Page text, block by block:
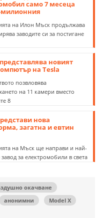
само 7 месеца
милионния
на Илон Мъск продължава
заводите си за постигане
новият
на Tesla
позвловява
на 11 камери вместо
8
нова
загатна и евтин
на Мъск ще направи и най-
за електромобили в света
окачване
анонимни
Model X